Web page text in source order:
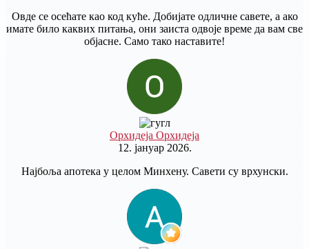
Овде се осећате као код куће. Добијате одличне савете, а ако
имате било каквих питања, они заиста одвоје време да вам све
објасне. Само тако наставите!
Орхидеја Орхидеја
12. јануар 2026.
Најбоља апотека у целом Минхену. Савети су врхунски.